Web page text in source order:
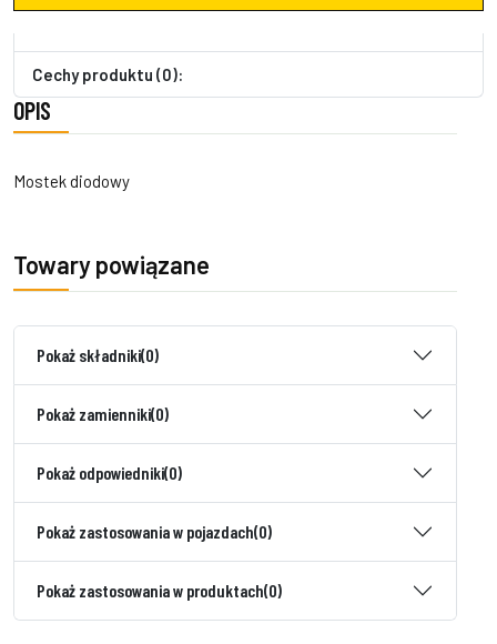
Cechy produktu (0):
OPIS
Mostek diodowy
Towary powiązane
Pokaż składniki(0)
Pokaż zamienniki(0)
Pokaż odpowiedniki(0)
Pokaż zastosowania w pojazdach(0)
Pokaż zastosowania w produktach(0)